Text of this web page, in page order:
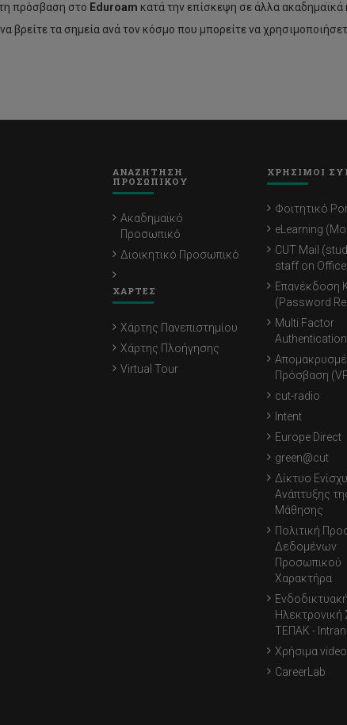
πρόσβαση στο Eduroam κατά την επίσκεψη σε άλλα
βρείτε τα σημεία ανά τον κόσμο που μπορείτε να
ΑΝΑΖΗΤΗΣΗ
ΠΡΟΣΩΠΙΚΟΥ
Ακαδημαϊκό
Προσωπικό
Διοικητικό Προσωπικό
ΧΑΡΤΕΣ
Χάρτης Πανεπιστημίου
Χάρτης Πλοήγησης
Virtual Tour
ΧΡΗΣΙΜΟΙ
Φοιτητικό
eLearning
CUT Mail
staff on
Επανέκδοση
(Password
Multi Factor
Πρόσβαση
cut-radio
Intent
Europe Direct
green@cut
Δίκτυο
Ανάπτυξης
Μάθησης
Πολιτική
Δεδομένων
Προσωπικού
Χαρακτήρα
Ενδοδικτυακή
Ηλεκτρονική
ΤΕΠΑΚ -
Χρήσιμα
CareerLab